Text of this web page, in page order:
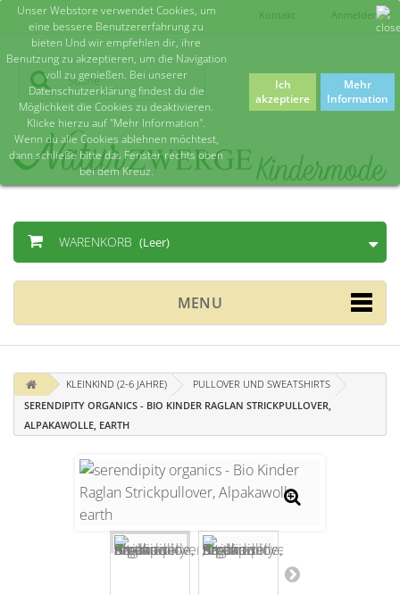
Anmelden
Kontakt
WARENKORB (Leer)
MENU
Unser Webstore verwendet Cookies, um
eine bessere Benutzererfahrung zu
bieten Und wir empfehlen dir, ihre
Benutzung zu akzeptieren, um die Navigation
voll zu genießen. Bei unserer
Datenschutzerklärung findest du die
Möglichkeit die Cookies zu deaktivieren.
Klicke hierzu auf "Mehr Information".
Wenn du alle Cookies ablehnen möchtest,
dann schließe bitte das Fenster rechts oben
bei dem Kreuz.
Ich
akzeptiere
Mehr
Information
KLEINKIND (2-6 JAHRE)
PULLOVER UND SWEATSHIRTS
SERENDIPITY ORGANICS - BIO KINDER RAGLAN STRICKPULLOVER,
ALPAKAWOLLE, EARTH